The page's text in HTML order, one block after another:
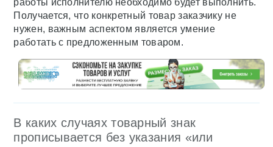
работы исполнителю необходимо будет выполнить.
Получается, что конкретный товар заказчику не
нужен, важным аспектом является умение
работать с предложенным товаром.
В каких случаях товарный знак
прописывается без указания «или